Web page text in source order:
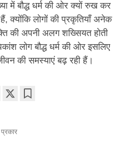
में बौद्ध धर्म की ओर क्यों रुख कर
लोगों की प्रकृतियाँ अनेक
की अपनी अलग शख्सियत होती
लोग बौद्ध धर्म की ओर इसलिए
की समस्याएं बढ़ रही हैं।